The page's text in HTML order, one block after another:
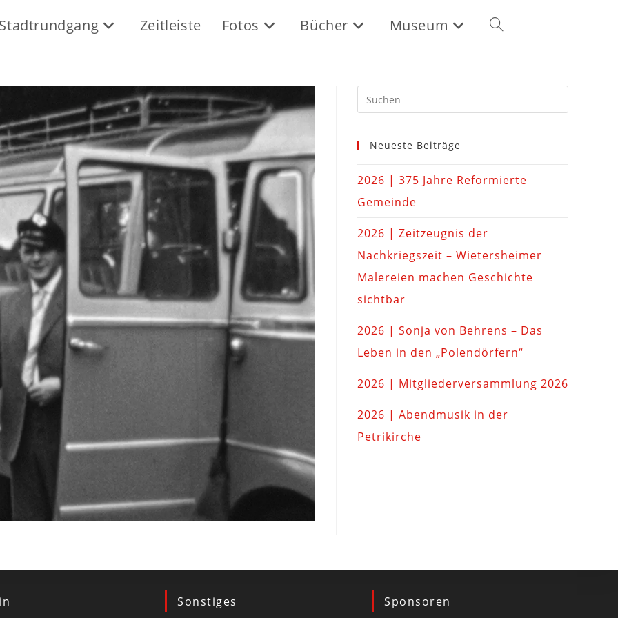
Zeitleiste Fotos Bücher Museum
Neueste Beiträge
2026 | 375 Jahre Reformierte
Gemeinde
2026 | Zeitzeugnis der
Nachkriegszeit – Wietersheimer
Malereien machen Geschichte
sichtbar
2026 | Sonja von Behrens – Das
Leben in den „Polendörfern“
2026 | Mitgliederversammlung 2026
2026 | Abendmusik in der
Petrikirche
Sonstiges Sponsoren